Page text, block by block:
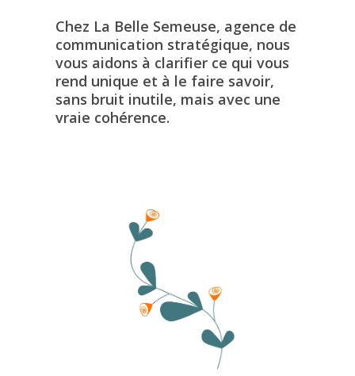
Chez La Belle Semeuse, agence de
communication stratégique, nous
vous aidons à clarifier ce qui vous
rend unique et à le faire savoir,
sans bruit inutile, mais avec une
vraie cohérence.